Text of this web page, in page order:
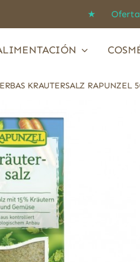
★ Oferta
KRAUTERSALZ RAPUNZEL